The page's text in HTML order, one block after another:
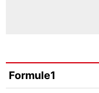
Formule1